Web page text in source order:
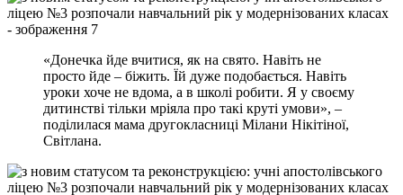
«Донечка йде вчитися, як на свято. Навіть не
просто йде – біжить. Їй дуже подобається. Навіть
уроки хоче не вдома, а в школі робити. Я у своєму
дитинстві тільки мріяла про такі круті умови», –
поділилася мама другокласниці Мілани Нікітіної,
Світлана.